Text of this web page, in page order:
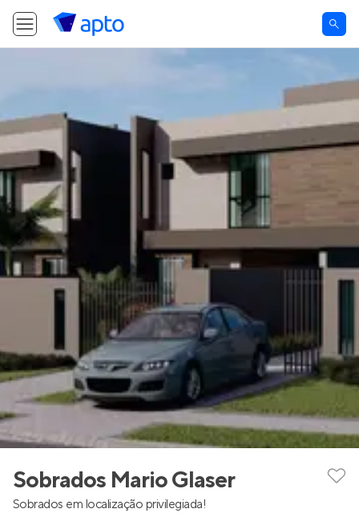
Sobrados Mario Glaser
Sobrados em localização privilegiada!